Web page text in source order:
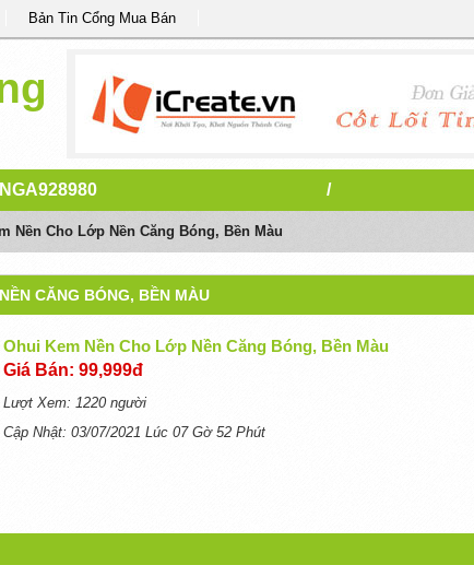
Bản Tin Cổng Mua Bán
/
Nền Cho Lớp Nền Căng Bóng, Bền Màu
CĂNG BÓNG, BỀN MÀU
Ohui Kem Nền Cho Lớp Nền Căng Bóng, Bền Màu
Giá Bán: 99,999đ
Lượt Xem: 1220 người
Cập Nhật: 03/07/2021 Lúc 07 Gờ 52 Phút